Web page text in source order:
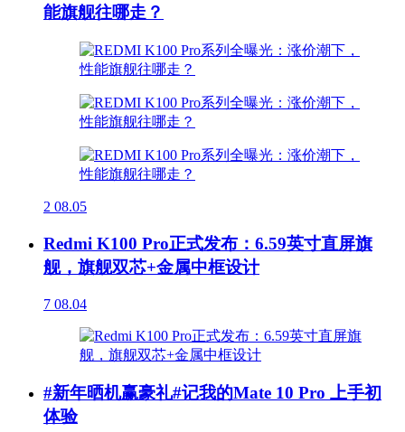
能旗舰往哪走？
2 08.05
Redmi K100 Pro正式发布：6.59英寸直屏旗
舰，旗舰双芯+金属中框设计
7 08.04
#新年晒机赢豪礼#记我的Mate 10 Pro 上手初
体验